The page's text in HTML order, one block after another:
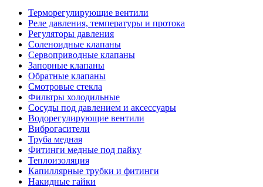
Терморегулирующие вентили
Реле давления, температуры и протока
Регуляторы давления
Соленоидные клапаны
Сервоприводные клапаны
Запорные клапаны
Обратные клапаны
Смотровые стекла
Фильтры холодильные
Сосуды под давлением и аксессуары
Водорегулирующие вентили
Виброгасители
Труба медная
Фитинги медные под пайку
Теплоизоляция
Капиллярные трубки и фитинги
Накидные гайки